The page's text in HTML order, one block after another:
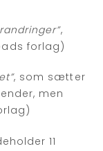
,
forlag)
, som sætter
men
11